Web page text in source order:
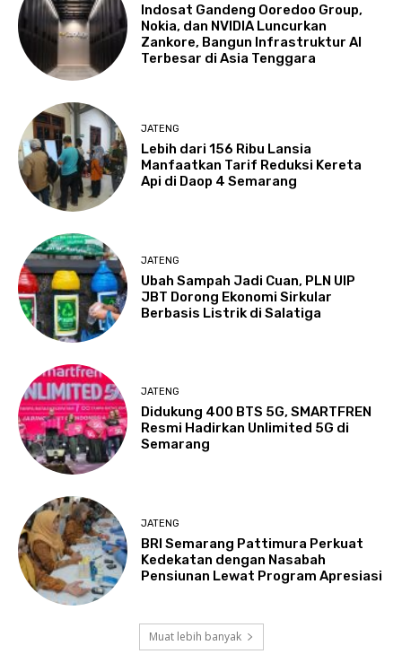
Indosat Gandeng Ooredoo Group,
Nokia, dan NVIDIA Luncurkan
Zankore, Bangun Infrastruktur AI
Terbesar di Asia Tenggara
JATENG
Lebih dari 156 Ribu Lansia
Manfaatkan Tarif Reduksi Kereta
Api di Daop 4 Semarang
JATENG
Ubah Sampah Jadi Cuan, PLN UIP
JBT Dorong Ekonomi Sirkular
Berbasis Listrik di Salatiga
JATENG
Didukung 400 BTS 5G, SMARTFREN
Resmi Hadirkan Unlimited 5G di
Semarang
JATENG
BRI Semarang Pattimura Perkuat
Kedekatan dengan Nasabah
Pensiunan Lewat Program Apresiasi
Muat lebih banyak